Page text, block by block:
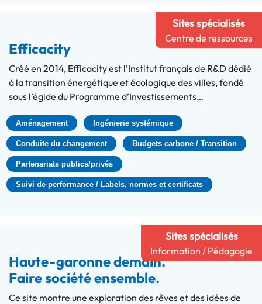
Sites spécialisés
Centre de ressources
Efficacity
Créé en 2014, Efficacity est l’Institut français de R&D dédié
à la transition énergétique et écologique des villes, fondé
sous l’égide du Programme d’Investissements…
Aménagement Ingénierie systémique
Conduite du changement Budgets carbone / Transition
Partenariats publics/privés
Suivi de performance / Labels, normes et certificats
Sites spécialisés
Information / Pédagogie
Haute-garonne demain.
Faire société ensemble.
Ce site montre une exploration des rêves et des idées de